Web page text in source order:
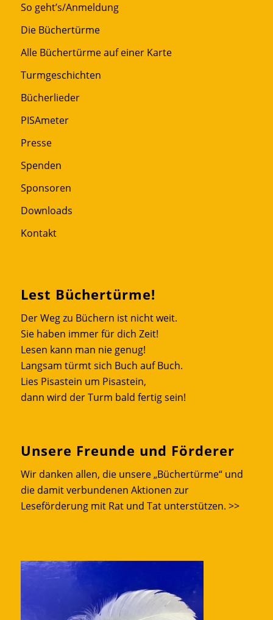
So geht’s/Anmeldung
Die Büchertürme
Alle Büchertürme auf einer Karte
Turmgeschichten
Bücherlieder
PISAmeter
Presse
Spenden
Sponsoren
Downloads
Kontakt
Lest Büchertürme!
Der Weg zu Büchern ist nicht weit.
Sie haben immer für dich Zeit!
Lesen kann man nie genug!
Langsam türmt sich Buch auf Buch.
Lies Pisastein um Pisastein,
dann wird der Turm bald fertig sein!
Unsere Freunde und Förderer
Wir danken allen, die unsere „Büchertürme“ und
die damit verbundenen Aktionen zur
Leseförderung mit Rat und Tat unterstützen. >>